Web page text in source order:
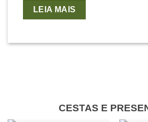
LEIA MAIS
CESTAS E